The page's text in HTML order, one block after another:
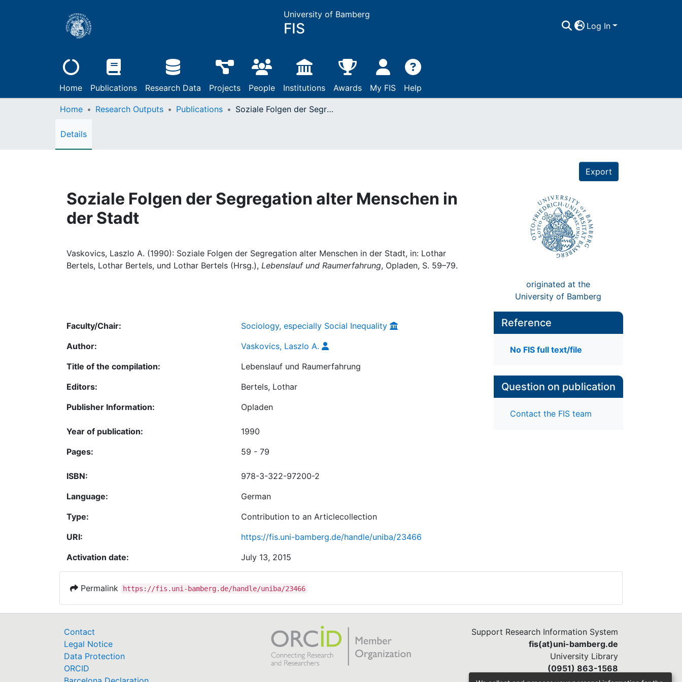
University of Bamberg
FIS Log In
Home Publications Research Data Projects People Institutions Awards My FIS Help
Home Research Outputs Publications Soziale Folgen der Segregation alter Menschen in der Stadt
Details
Export
Soziale Folgen der Segregation alter Menschen in
der Stadt
Vaskovics, Laszlo A. (1990): Soziale Folgen der Segregation alter Menschen in der Stadt, in: Lothar
Bertels, Lothar Bertels, und Lothar Bertels (Hrsg.), Lebenslauf und Raumerfahrung, Opladen, S. 59–79.
originated at the
University of Bamberg
Faculty/Chair:
Sociology, especially Social Inequality
Author:
Vaskovics, Laszlo A.
Title of the compilation:
Lebenslauf und Raumerfahrung
Editors:
Bertels, Lothar
Publisher Information:
Opladen
Year of publication:
1990
Pages:
59 - 79
ISBN:
978-3-322-97200-2
Language:
German
Type:
Contribution to an Articlecollection
URI:
https://fis.uni-bamberg.de/handle/uniba/23466
Activation date:
July 13, 2015
Reference
No FIS full text/file
Question on publication
Contact the FIS team
Permalink https://fis.uni-bamberg.de/handle/uniba/23466
Contact
Legal Notice
Data Protection
ORCID
Support Research Information System
fis(at)uni-bamberg.de
University Library
(0951) 863-1568